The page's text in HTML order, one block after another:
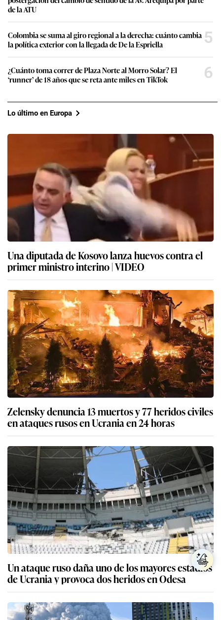
de la ATU
Colombia se suma al giro regional a la derecha: cuánto cambia
la política exterior con la llegada de De la Espriella
5
¿Cuánto toma correr de Plaza Norte al Morro Solar? El
‘runner’ de 18 años que se reta ante miles en TikTok
6
Lo último en Europa
Una diputada de Kosovo lanza huevos contra el
primer ministro interino | VIDEO
Zelensky denuncia 13 muertos y 77 heridos civiles
en ataques rusos en Ucrania en 24 horas
Un ataque ruso daña uno de los mayores estadios
de Ucrania y provoca dos heridos en Odesa